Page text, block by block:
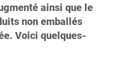
ainsi que le
non emballés
Voici quelques-